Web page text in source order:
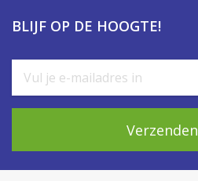
BLIJF OP DE HOOGTE!
Verzenden